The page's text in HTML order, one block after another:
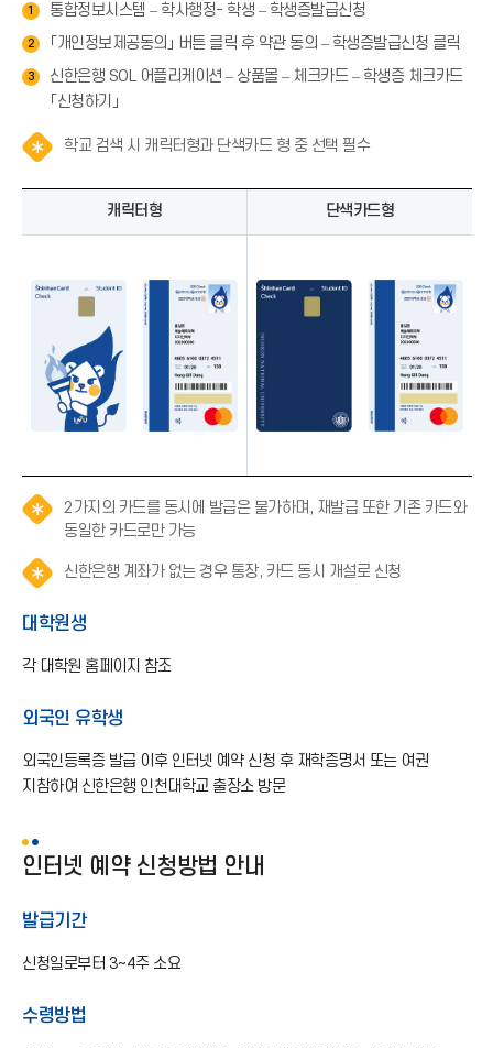
1 통합정보시스템 – 학사행정- 학생 – 학생증발급신청
2 「개인정보제공동의」 버튼 클릭 후 약관 동의 – 학생증발급신청 클릭
3
신한은행 SOL 어플리케이션 – 상품몰 – 체크카드 – 학생증 체크카드
「신청하기」
학교 검색 시 캐릭터형과 단색카드 형 중 선택 필수알
(
*
아
콘
)
캐릭터형 단색카드형
2가지의 카드를 동시에 발급은 불가하며, 재발급 또한 기존 카드와
동일한 카드로만 가능알
(
신한은행 계좌가 없는 경우 통장, 카드 동시 개설로 신청알
대학원생
각 대학원 홈페이지 참조
외국인 유학생
외국인등록증 발급 이후 인터넷 예약 신청 후 재학증명서 또는 여권
지참하여 신한은행 인천대학교 출장소 방문
인터넷 예약 신청방법 안내
발급기간
신청일로부터 3~4주 소요
수령방법